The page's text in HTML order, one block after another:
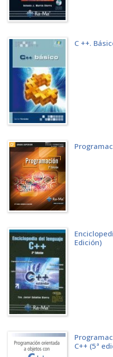
A ENTORNO DE DESARROLLO
B NOVEDADES EN C# 30
C ++.
Edición)
C++ (5ª